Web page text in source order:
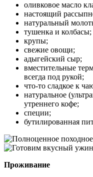
оливковое масло
настоящий
натуральный
тушенка и колбасы;
крупы;
свежие овощи;
адыгейский сыр;
вместительные
всегда под рукой;
что-то сладкое к
натуральное
утреннего кофе;
специи;
бутилированная
Проживание